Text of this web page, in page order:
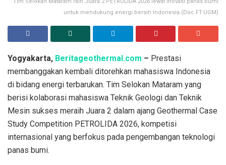
Tim Selokan Mataram raih Juara 2 PETROLIDA 2026 lewat inovasi panas bumi
untuk mendukung energi bersih Indonesia.(Doc.FT.UGM)
Yogyakarta, Beritageothermal.com – Prestasi
membanggakan kembali ditorehkan mahasiswa Indonesia
di bidang energi terbarukan. Tim Selokan Mataram yang
berisi kolaborasi mahasiswa Teknik Geologi dan Teknik
Mesin sukses meraih Juara 2 dalam ajang Geothermal Case
Study Competition PETROLIDA 2026, kompetisi
internasional yang berfokus pada pengembangan teknologi
panas bumi.